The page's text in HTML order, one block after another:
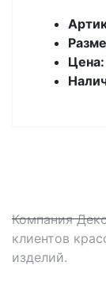
Компания
клиентов
изделий.